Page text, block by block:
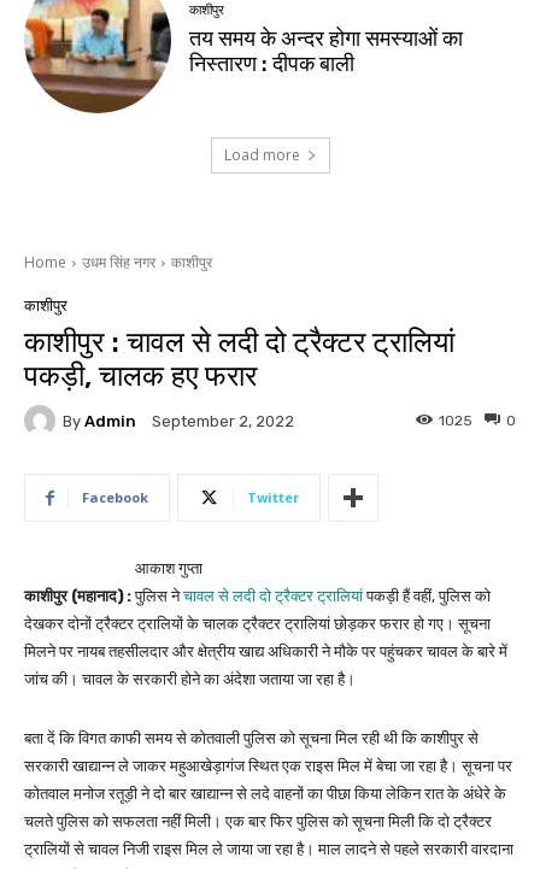
काशीपुर
तय समय के अन्दर होगा समस्याओं का
निस्तारण : दीपक बाली
Load more